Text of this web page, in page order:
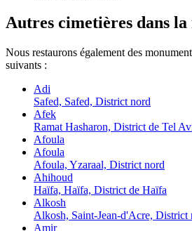
Autres cimetières dans
Nous restaurons également des
suivants :
Adi
Safed, Safed, District nord
Afek
Ramat Hasharon, District de Tel
Afoula
Afoula
Afoula, Yzaraal, District nord
Ahihoud
Haïfa, Haïfa, District de Haïfa
Alkosh
Alkosh, Saint-Jean-d'Acre, District
Amir